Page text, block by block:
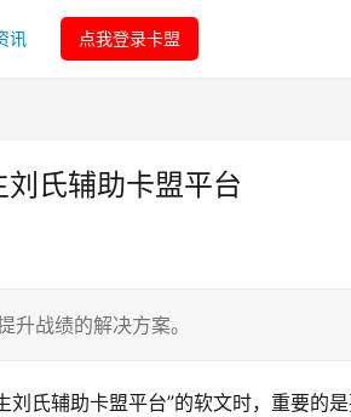
讯 点我登录卡盟
氏辅助卡盟平台
战绩的解决方案。
氏辅助卡盟平台”的软文时，重要的